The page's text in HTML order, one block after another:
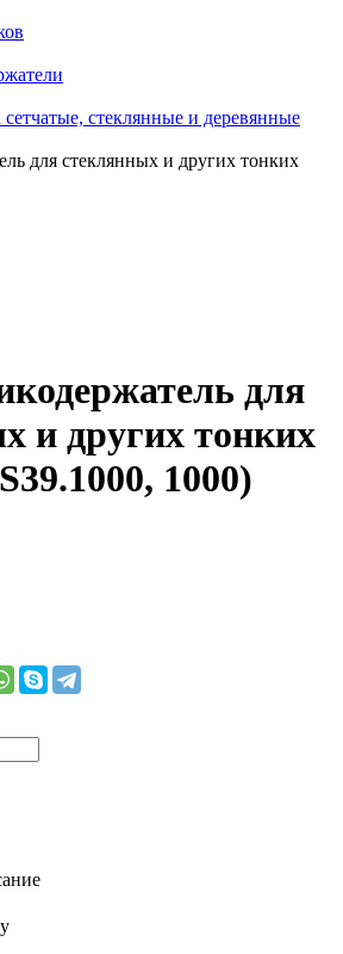
стеклянные и деревянные
для стеклянных и других тонких
для
и других тонких
1000)